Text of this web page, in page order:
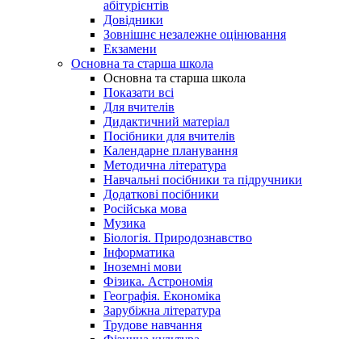
абітурієнтів
Довідники
Зовнішнє незалежне оцінювання
Екзамени
Основна та старша школа
Основна та старша школа
Показати всі
Для вчителів
Дидактичний матеріал
Посібники для вчителів
Календарне планування
Методична література
Навчальні посібники та підручники
Додаткові посібники
Російська мова
Музика
Біологія. Природознавство
Інформатика
Іноземні мови
Фізика. Астрономія
Географія. Економіка
Зарубіжна література
Трудове навчання